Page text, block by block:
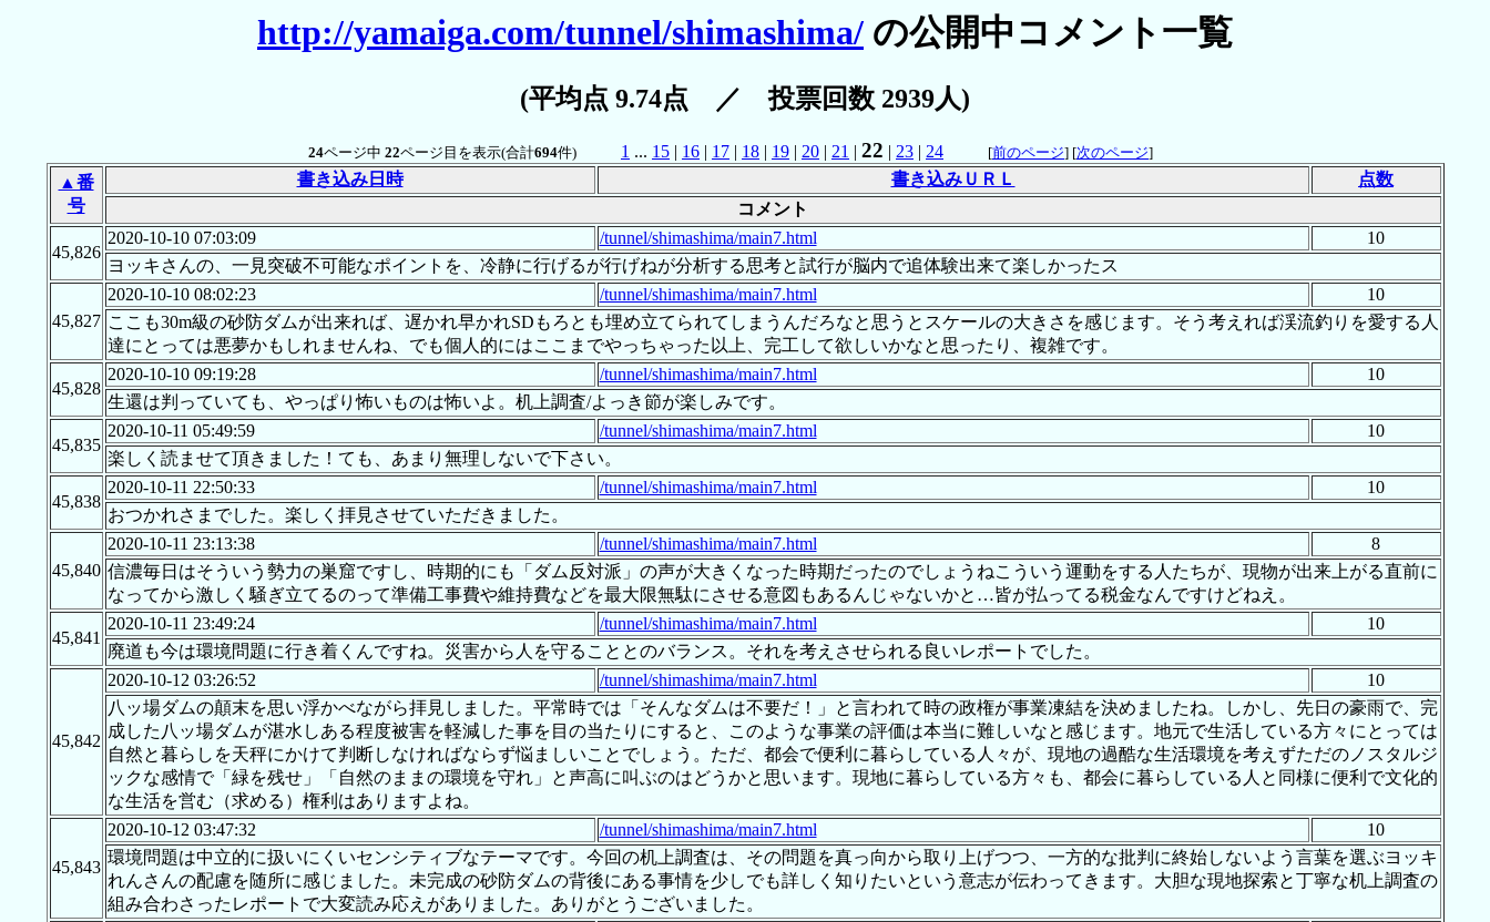
http://yamaiga.com/tunnel/shimashima/ の公開中コメント一覧
(平均点 9.74点 ／ 投票回数 2939人)
24ページ中 22ページ目を表示(合計694件) 1 ... 15 | 16 | 17 | 18 | 19 | 20 | 21 | 22 | 23 | 24 [前のページ] [次のページ]
▲番
号
書き込み日時 書き込みＵＲＬ
点数
コメント
45,826
2020-10-10 07:03:09 /tunnel/shimashima/main7.html
10
ヨッキさんの、一見突破不可能なポイントを、冷静に行げるが行げねが分析する思考と試行が脳内で追体験出来て楽しかったス
45,827
2020-10-10 08:02:23 /tunnel/shimashima/main7.html
10
ここも30m級の砂防ダムが出来れば、遅かれ早かれSDもろとも埋め立てられてしまうんだろなと思うとスケールの大きさを感じます。そう考えれば渓流釣りを愛する人
達にとっては悪夢かもしれませんね、でも個人的にはここまでやっちゃった以上、完工して欲しいかなと思ったり、複雑です。
45,828
2020-10-10 09:19:28 /tunnel/shimashima/main7.html
10
生還は判っていても、やっぱり怖いものは怖いよ。机上調査/よっき節が楽しみです。
45,835
2020-10-11 05:49:59 /tunnel/shimashima/main7.html
10
楽しく読ませて頂きました！ても、あまり無理しないで下さい。
45,838
2020-10-11 22:50:33 /tunnel/shimashima/main7.html
10
おつかれさまでした。楽しく拝見させていただきました。
45,840
2020-10-11 23:13:38 /tunnel/shimashima/main7.html
8
信濃毎日はそういう勢力の巣窟ですし、時期的にも「ダム反対派」の声が大きくなった時期だったのでしょうねこういう運動をする人たちが、現物が出来上がる直前に
なってから激しく騒ぎ立てるのって準備工事費や維持費などを最大限無駄にさせる意図もあるんじゃないかと…皆が払ってる税金なんですけどねえ。
45,841
2020-10-11 23:49:24 /tunnel/shimashima/main7.html
10
廃道も今は環境問題に行き着くんですね。災害から人を守ることとのバランス。それを考えさせられる良いレポートでした。
45,842
2020-10-12 03:26:52 /tunnel/shimashima/main7.html
10
八ッ場ダムの顛末を思い浮かべながら拝見しました。平常時では「そんなダムは不要だ！」と言われて時の政権が事業凍結を決めましたね。しかし、先日の豪雨で、完
成した八ッ場ダムが湛水しある程度被害を軽減した事を目の当たりにすると、このような事業の評価は本当に難しいなと感じます。地元で生活している方々にとっては
自然と暮らしを天秤にかけて判断しなければならず悩ましいことでしょう。ただ、都会で便利に暮らしている人々が、現地の過酷な生活環境を考えずただのノスタルジ
ックな感情で「緑を残せ」「自然のままの環境を守れ」と声高に叫ぶのはどうかと思います。現地に暮らしている方々も、都会に暮らしている人と同様に便利で文化的
な生活を営む（求める）権利はありますよね。
45,843
2020-10-12 03:47:32 /tunnel/shimashima/main7.html
10
環境問題は中立的に扱いにくいセンシティブなテーマです。今回の机上調査は、その問題を真っ向から取り上げつつ、一方的な批判に終始しないよう言葉を選ぶヨッキ
れんさんの配慮を随所に感じました。未完成の砂防ダムの背後にある事情を少しでも詳しく知りたいという意志が伝わってきます。大胆な現地探索と丁寧な机上調査の
組み合わさったレポートで大変読み応えがありました。ありがとうございました。